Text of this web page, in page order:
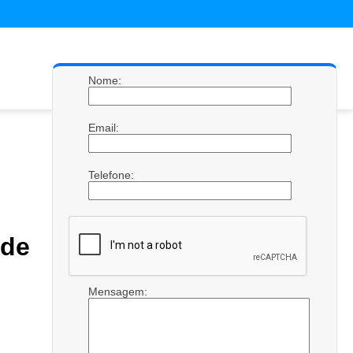
Nome:
Email:
Telefone:
Mensagem: